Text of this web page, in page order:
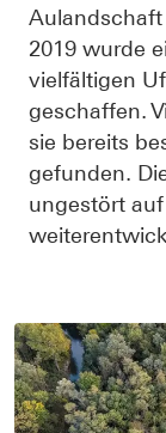
2019 wurde
vielfältigen
geschaffen.
sie bereits
gefunden.
ungestört